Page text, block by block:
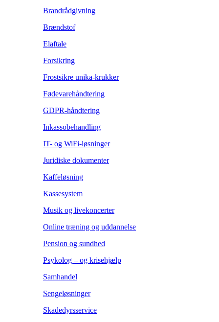
Brandrådgivning
Brændstof
Elaftale
Forsikring
Frostsikre unika-krukker
Fødevarehåndtering
GDPR-håndtering
Inkassobehandling
IT- og WiFi-løsninger
Juridiske dokumenter
Kaffeløsning
Kassesystem
Musik og livekoncerter
Online træning og uddannelse
Pension og sundhed
Psykolog – og krisehjælp
Samhandel
Sengeløsninger
Skadedyrsservice